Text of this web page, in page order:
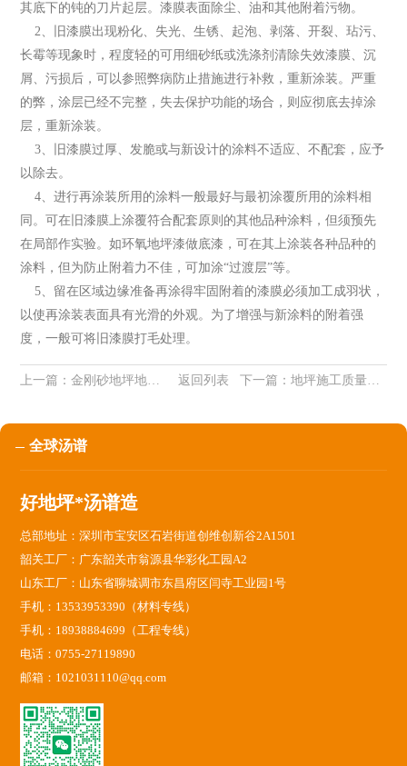
其底下的钝的刀片起层。漆膜表面除尘、油和其他附着污物。
2、旧漆膜出现粉化、失光、生锈、起泡、剥落、开裂、玷污、
长霉等现象时，程度轻的可用细砂纸或洗涤剂清除失效漆膜、沉
屑、污损后，可以参照弊病防止措施进行补救，重新涂装。严重
的弊，涂层已经不完整，失去保护功能的场合，则应彻底去掉涂
层，重新涂装。
3、旧漆膜过厚、发脆或与新设计的涂料不适应、不配套，应予
以除去。
4、进行再涂装所用的涂料一般最好与最初涂覆所用的涂料相
同。可在旧漆膜上涂覆符合配套原则的其他品种涂料，但须预先
在局部作实验。如环氧地坪漆做底漆，可在其上涂装各种品种的
涂料，但为防止附着力不佳，可加涂“过渡层”等。
5、留在区域边缘准备再涂得牢固附着的漆膜必须加工成羽状，
以使再涂装表面具有光滑的外观。为了增强与新涂料的附着强
度，一般可将旧漆膜打毛处理。
上一篇：金刚砂地坪地面起灰的原因以及解决办法 返回列表 下一篇：地坪施工质量问题分析综述
全球汤谱
好地坪*汤谱造
总部地址：深圳市宝安区石岩街道创维创新谷2A1501
韶关工厂：广东韶关市翁源县华彩化工园A2
山东工厂：山东省聊城调市东昌府区闫寺工业园1号
手机：13533953390（材料专线）
手机：18938884699（工程专线）
电话：0755-27119890
邮箱：1021031110@qq.com